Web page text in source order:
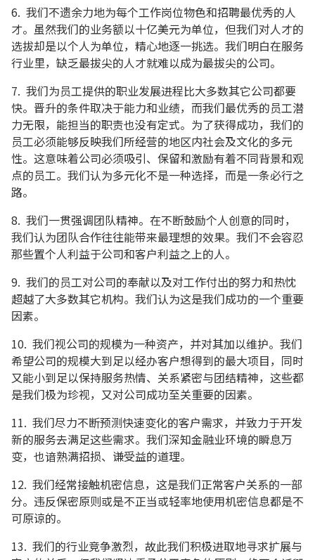
6. 我们不遗余力地为每个工作岗位物色和招聘最优秀的人
才。虽然我们的业务额以十亿美元为单位，但我们对人才的
选拔却是以个人为单位，精心地逐一挑选。我们明白在服务
行业里，缺乏最拔尖的人才就难以成为最拔尖的公司。
7. 我们为员工提供的职业发展进程比大多数其它公司都要
快。晋升的条件取决于能力和业绩，而我们最优秀的员工潜
力无限，能担当的职责也没有定式。为了获得成功，我们的
员工必须能够反映我们所经营的地区内社会及文化的多元
性。这意味着公司必须吸引、保留和激励有着不同背景和观
点的员工。我们认为多元化不是一种选择，而是一条必行之
路。
8. 我们一贯强调团队精神。在不断鼓励个人创意的同时，
我们认为团队合作往往能带来最理想的效果。我们不会容忍
那些置个人利益于公司和客户利益之上的人。
9. 我们的员工对公司的奉献以及对工作付出的努力和热忱
超越了大多数其它机构。我们认为这是我们成功的一个重要
因素。
10. 我们视公司的规模为一种资产，并对其加以维护。我们
希望公司的规模大到足以经办客户想得到的最大项目，同时
又能小到足以保持服务热情、关系紧密与团结精神，这些都
是我们极为珍视，又对公司成功至关重要的因素。
11. 我们尽力不断预测快速变化的客户需求，并致力于开发
新的服务去满足这些需求。我们深知金融业环境的瞬息万
变，也谙熟满招损、谦受益的道理。
12. 我们经常接触机密信息，这是我们正常客户关系的一部
分。违反保密原则或是不正当或轻率地使用机密信息都是不
可原谅的。
13. 我们的行业竞争激烈，故此我们积极进取地寻求扩展与